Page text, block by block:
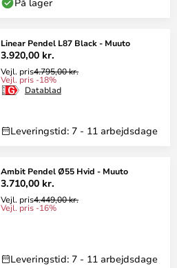
Linear Pendel L87 Black - Muuto
3.920,00 kr.
Vejl. pris4.795,00 kr.
Vejl. pris -18%
Datablad
Leveringstid: 7 - 11 arbejdsdage
Ambit Pendel Ø55 Hvid - Muuto
3.710,00 kr.
Vejl. pris4.449,00 kr.
Vejl. pris -16%
Leveringstid: 7 - 11 arbejdsdage